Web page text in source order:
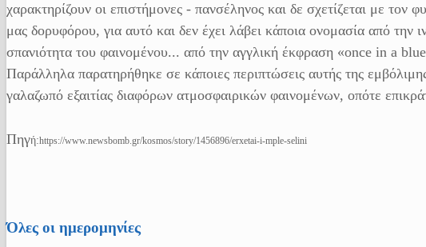
χαρακτηρίζουν οι επιστήμονες - πανσέληνος και δε σχετίζεται με
μας δορυφόρου, για αυτό και δεν έχει λάβει κάποια ονομασία από
σπανιότητα του φαινομένου... από την αγγλική έκφραση «once in a
Παράλληλα παρατηρήθηκε σε κάποιες περιπτώσεις αυτής της
γαλαζωπό εξαιτίας διαφόρων ατμοσφαιρικών φαινομένων, οπότε
Πηγή:https://www.newsbomb.gr/kosmos/story/1456896/erxetai-i-mple-selini
Όλες οι ημερομηνίες